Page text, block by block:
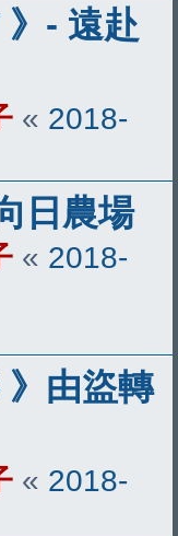
》- 遠赴
« 2018-
日農場
« 2018-
》由盜轉
« 2018-